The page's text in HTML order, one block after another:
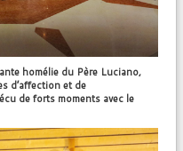
homélie du Père Luciano,
d’affection et de
de forts moments avec le